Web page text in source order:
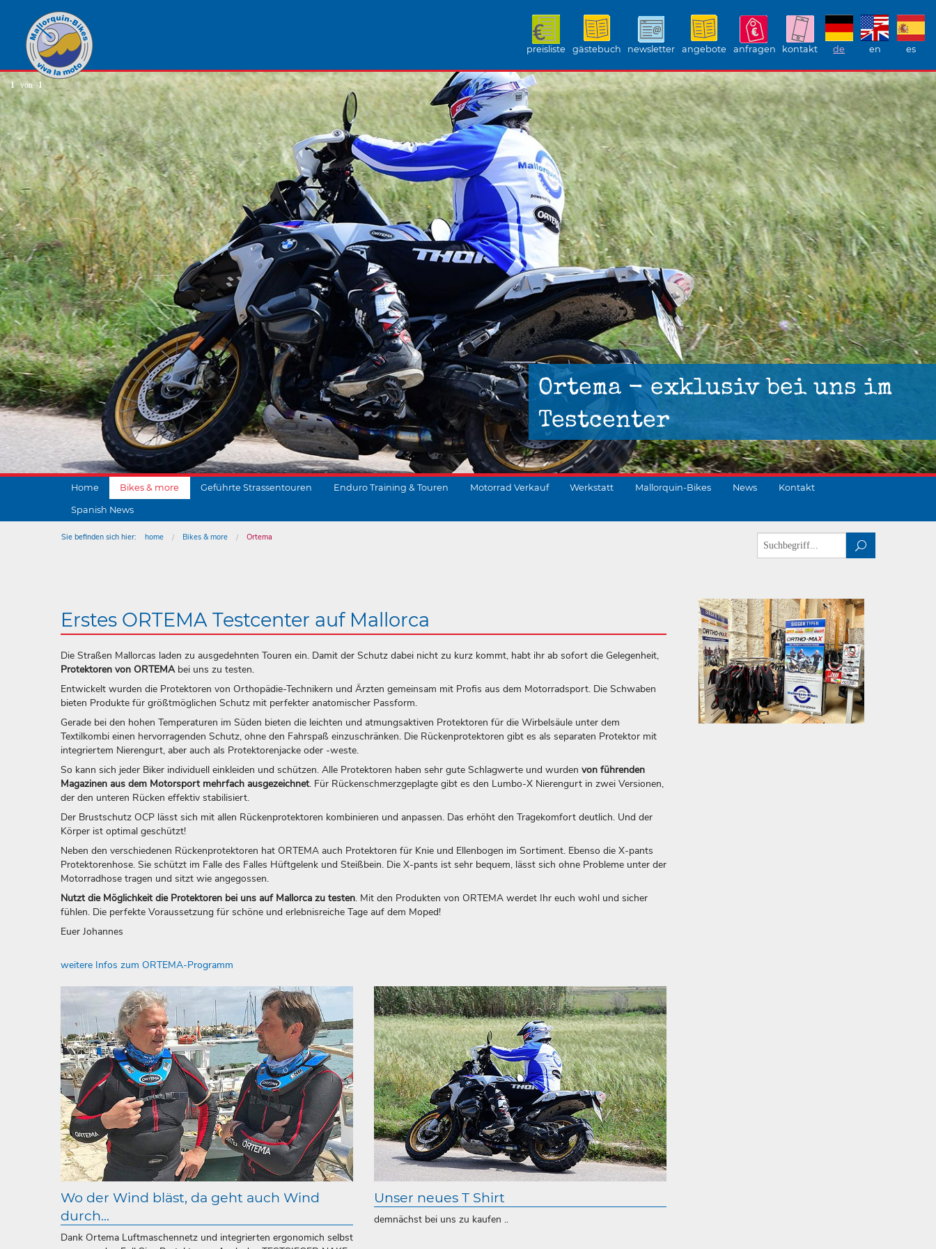
preisliste gästebuch newsletter angebote anfragen kontakt de en es
Ortema - exklusiv bei uns im
Testcenter
1 von 1
Home Bikes & more Geführte Strassentouren Enduro Training & Touren Motorrad Verkauf Werkstatt Mallorquin-Bikes News Kontakt
Spanish News
Sie befinden sich hier: home Bikes & more
Ortema
Erstes ORTEMA Test­center auf Mallorca
Die Straßen Mallorcas laden zu ausgedehnten Touren ein. Damit der Schutz dabei nicht zu kurz kommt, habt ihr ab sofort die Gelegenheit,
Protektoren von ORTEMAbei uns zu testen.
Entwickelt wurden die Protektoren von Orthopädie-Technikern und Ärzten gemeinsam mit Profis aus dem Motorradsport. Die Schwaben
bieten Produkte für größtmöglichen Schutz mit perfekter anatomischer Passform.
Gerade bei den hohen Temperaturen im Süden bieten die leichten und atmungsaktiven Protektoren für die Wirbelsäule unter dem
Textilkombi einen hervorragenden Schutz, ohne den Fahrspaß einzuschränken. Die Rückenprotektoren gibt es als separaten Protektor mit
integriertem Nierengurt, aber auch als Protektorenjacke oder -weste.
So kann sich jeder Biker individuell einkleiden und schützen. Alle Protektoren haben sehr gute Schlagwerte und wurden von führenden
Magazinen aus dem Motorsport mehrfach ausgezeichnet. Für Rückenschmerzgeplagte gibt es den Lumbo-X Nierengurt in zwei Versionen,
der den unteren Rücken effektiv stabilisiert.
Der Brustschutz OCP lässt sich mit allen Rückenprotektoren kombinieren und anpassen. Das erhöht den Tragekomfort deutlich. Und der
Körper ist optimal geschützt!
Neben den verschiedenen Rückenprotektoren hat ORTEMA auch Protektoren für Knie und Ellenbogen im Sortiment. Ebenso die X-pants
Protektorenhose. Sie schützt im Falle des Falles Hüftgelenk und Steißbein. Die X-pants ist sehr bequem, lässt sich ohne Probleme unter der
Motorradhose tragen und sitzt wie angegossen.
Nutzt die Möglichkeit die Protektoren bei uns auf Mallorca zu testen. Mit den Produkten von ORTEMA werdet Ihr euch wohl und sicher
fühlen. Die perfekte Voraussetzung für schöne und erlebnisreiche Tage auf dem Moped!
Euer Johannes
weitere Infos zum ORTEMA-Programm
Wo der Wind bläst, da geht auch Wind
durch...
Dank Ortema Luftmaschennetz und integrierten ergonomich selbst
Unser neues T Shirt
demnächst bei uns zu kaufen ..